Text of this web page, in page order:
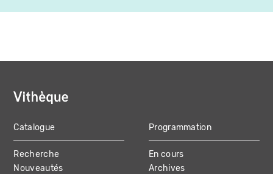
MAIN
NAVIGATION
Catalogue
Recherche
Nouveautés
Programmation
En cours
Archives